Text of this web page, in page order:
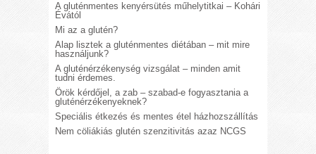
A gluténmentes kenyérsütés műhelytitkai – Kohári
Évától
Mi az a glutén?
Alap lisztek a gluténmentes diétában – mit mire
használjunk?
A gluténérzékenység vizsgálat – minden amit
tudni érdemes.
Örök kérdőjel, a zab – szabad-e fogyasztania a
gluténérzékenyeknek?
Speciális étkezés és mentes étel házhozszállítás
Nem cöliákiás glutén szenzitivitás azaz NCGS